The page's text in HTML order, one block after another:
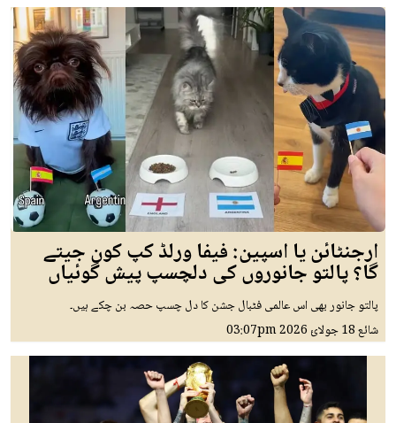
ارجنٹائن یا اسپین: فیفا ورلڈ کپ کون جیتے
گا؟ پالتو جانوروں کی دلچسپ پیش گوئیاں
پالتو جانور بھی اس عالمی فٹبال جشن کا دل چسپ حصہ بن چکے ہیں۔
شائع18 جولائ 2026 03:07pm